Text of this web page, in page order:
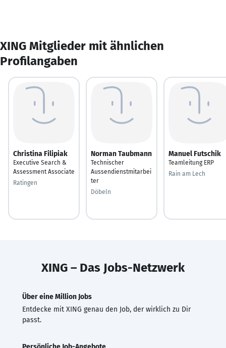
XING Mitglieder mit ähnlichen
Profilangaben
Christina Filipiak
Executive Search &
Assessment Associate
Ratingen
Norman Taubmann
Technischer
Aussendienstmitarbei
ter
Döbeln
Manuel Futschik
Teamleitung ERP
Rain am Lech
XING – Das Jobs-Netzwerk
Über eine Million Jobs
Entdecke mit XING genau den Job, der wirklich zu Dir
passt.